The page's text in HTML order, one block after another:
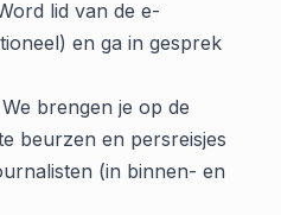
lid van de e-
en ga in gesprek
We brengen je op de
beurzen en persreisjes
(in binnen- en